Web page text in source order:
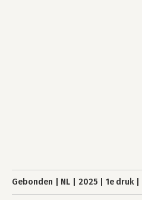
Gebonden NL 2025 1e druk